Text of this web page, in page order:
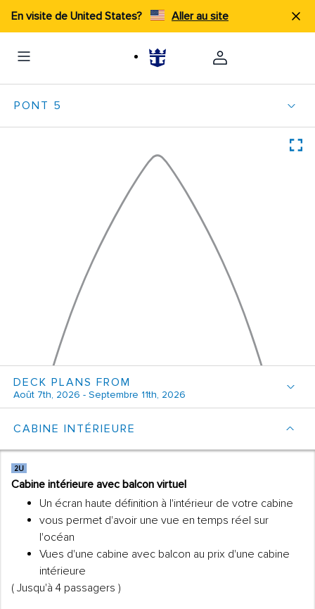
En visite de United States? Aller au site
DECK PLANS FROM
Août 7th, 2026 - Septembre 11th, 2026
CABINE INTÉRIEURE
Cabine intérieure avec balcon virtuel
Un écran haute définition à l'intérieur de votre cabine
vous permet d'avoir une vue en temps réel sur
l'océan
Vues d'une cabine avec balcon au prix d'une cabine
intérieure
( Jusqu'à 4 passagers )